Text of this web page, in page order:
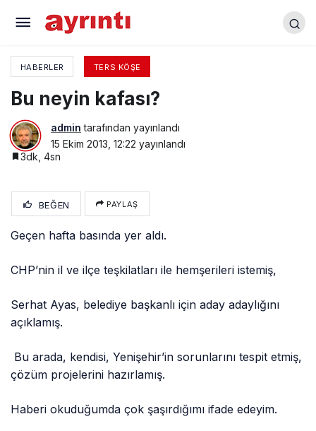
HABERLER TERS KÖŞE
Bu neyin kafası?
admin tarafından yayınlandı
15 Ekim 2013, 12:22 yayınlandı
3dk, 4sn
BEĞEN PAYLAŞ
Geçen hafta basında yer aldı.
CHP’nin il ve ilçe teşkilatları ile hemşerileri istemiş,
Serhat Ayas, belediye başkanlı için aday adaylığını
açıklamış.
Bu arada, kendisi, Yenişehir’in sorunlarını tespit etmiş,
çözüm projelerini hazırlamış.
Haberi okuduğumda çok şaşırdığımı ifade edeyim.
Seninle top gibi oynarım